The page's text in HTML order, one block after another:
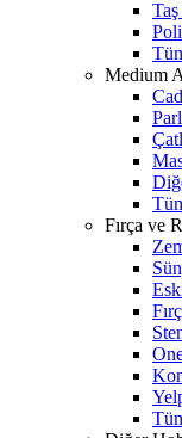
Medium
Fırça ve